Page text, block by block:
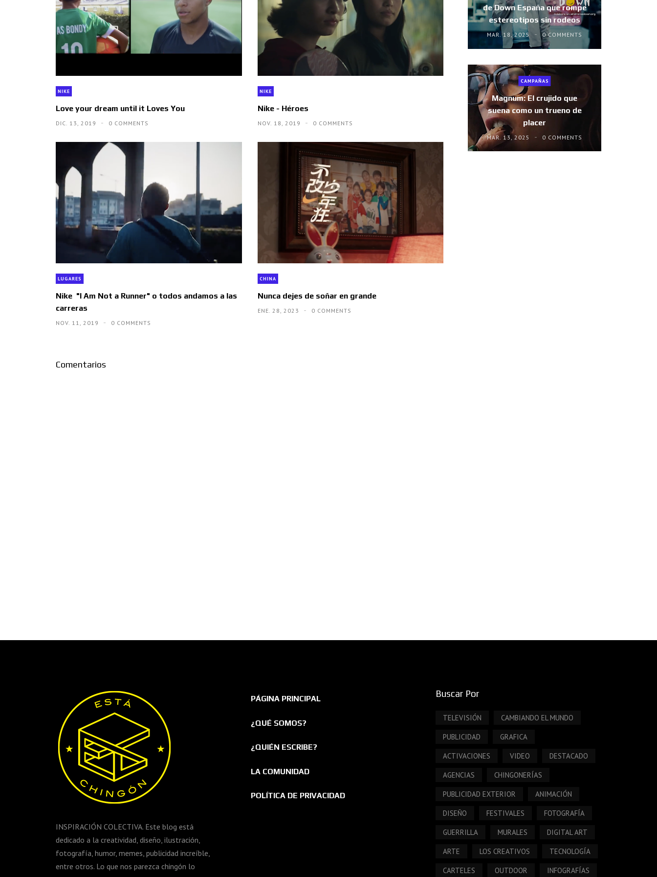
NIKE
Love your dream until it Loves You
DIC. 13, 2019 0 COMMENTS
NIKE
Nike - Héroes
NOV. 18, 2019 0 COMMENTS
LUGARES
Nike "I Am Not a Runner" o todos andamos a las
carreras
NOV. 11, 2019 0 COMMENTS
CHINA
Nunca dejes de soñar en grande
ENE. 28, 2023 0 COMMENTS
Comentarios
de Down España que rompe
estereotipos sin rodeos
MAR. 18, 2025 0 COMMENTS
CAMPAÑAS
Magnum: El crujido que
suena como un trueno de
placer
MAR. 13, 2025 0 COMMENTS
INSPIRACIÓN COLECTIVA. Este blog está
dedicado a la creatividad, diseño, ilustración,
fotografía, humor, memes, publicidad increíble,
entre otros. Lo que nos parezca chingón lo
PÁGINA PRINCIPAL
¿QUÉ SOMOS?
¿QUIÉN ESCRIBE?
LA COMUNIDAD
POLÍTICA DE PRIVACIDAD
Buscar Por
TELEVISIÓN CAMBIANDO EL MUNDO
PUBLICIDAD GRAFICA
ACTIVACIONES VIDEO DESTACADO
AGENCIAS CHINGONERÍAS
PUBLICIDAD EXTERIOR ANIMACIÓN
DISEÑO FESTIVALES FOTOGRAFÍA
GUERRILLA MURALES DIGITAL ART
ARTE LOS CREATIVOS TECNOLOGÍA
CARTELES OUTDOOR INFOGRAFÍAS